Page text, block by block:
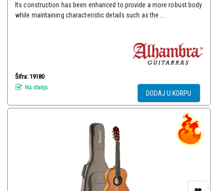
Its construction has been enhanced to provide a more robust body
while maintaining characteristic details such as the ...
Šifra: 19180
Na stanju
DODAJ U KORPU